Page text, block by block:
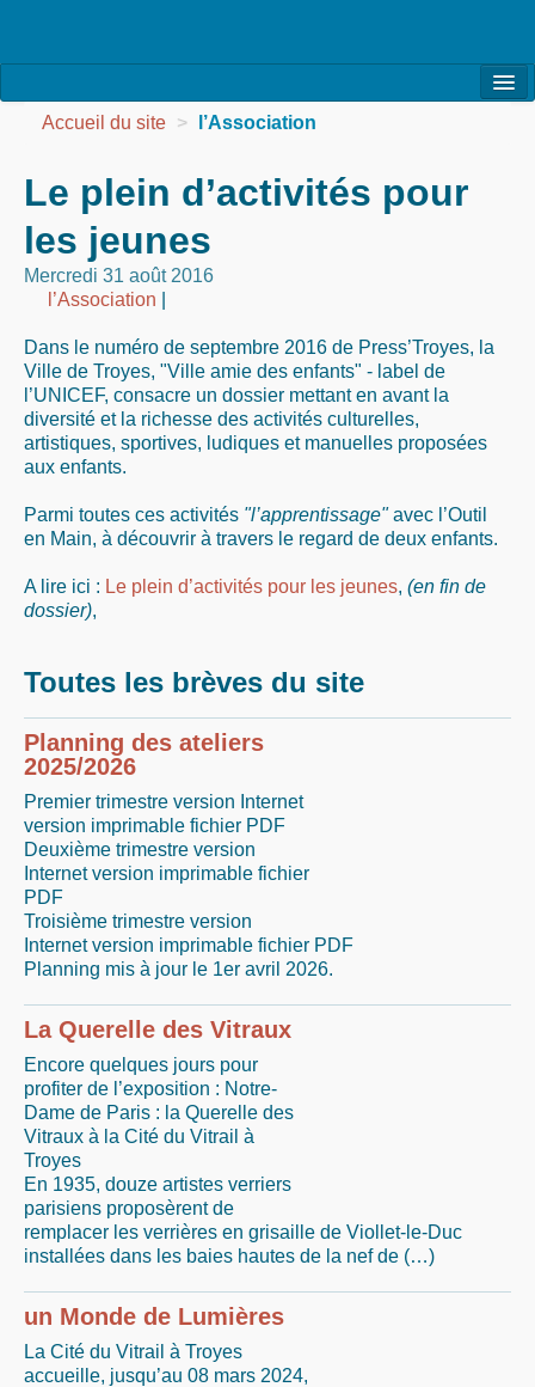
l’Association
la Vie des Ateliers
les Evénements
les Réalisations
Agenda
Contact
Accueil du site > l’Association
Le plein d’activités pour
les jeunes
Mercredi 31 août 2016
l’Association
Dans le numéro de septembre 2016 de Press’Troyes, la
Ville de Troyes, "Ville amie des enfants" - label de
l’UNICEF, consacre un dossier mettant en avant la
diversité et la richesse des activités culturelles,
artistiques, sportives, ludiques et manuelles proposées
aux enfants.
Parmi toutes ces activités "l’apprentissage"avec l’Outil
en Main, à découvrir à travers le regard de deux enfants.
A lire ici : Le plein d’activités pour les jeunes, (en fin de
dossier),
Toutes les brèves du site
Planning des ateliers
2025/2026
Premier trimestre version Internet
version imprimable fichier PDF
Deuxième trimestre version
Internet version imprimable fichier
PDF
Troisième trimestre version
Internet version imprimable fichier PDF
Planning mis à jour le 1er avril 2026.
La Querelle des Vitraux
Encore quelques jours pour
profiter de l’exposition : Notre-
Dame de Paris : la Querelle des
Vitraux à la Cité du Vitrail à
Troyes
En 1935, douze artistes verriers
parisiens proposèrent de
remplacer les verrières en grisaille de Viollet-le-Duc
installées dans les baies hautes de la nef de (…)
un Monde de Lumières
La Cité du Vitrail à Troyes
accueille, jusqu’au 08 mars 2024,